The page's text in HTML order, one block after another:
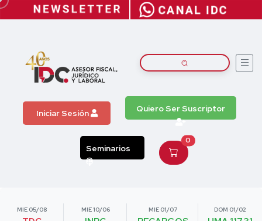
Iniciar Sesión Quiero Ser Suscriptor
Seminarios
0
MIE 05/08 MIE 10/06 MIE 01/07 DOM 01/02